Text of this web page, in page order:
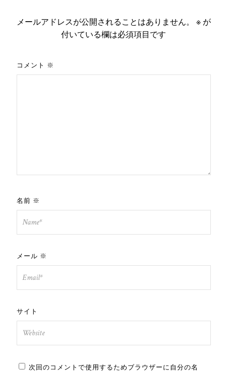
メールアドレスが公開されることはありません。 ※が
付いている欄は必須項目です
コメント ※
名前 ※
メール ※
サイト
次回のコメントで使用するためブラウザーに自分の名